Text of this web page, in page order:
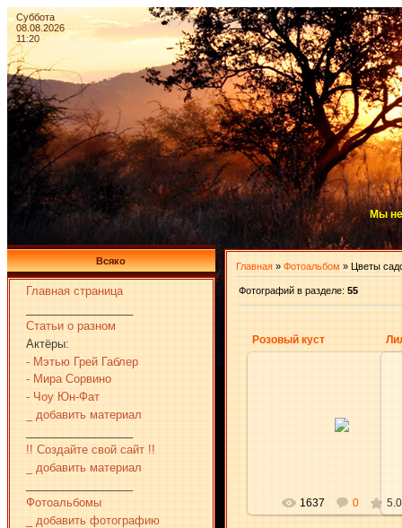
Суббота
08.08.2026
11:20
Мы не
Всяко
Главная страница
Статьи о разном
Актёры:
- Мэтью Грей Габлер
- Мира Сорвино
- Чоу Юн-Фат
_ добавить материал
!! Создайте свой сайт !!
_ добавить материал
Фотоальбомы
_ добавить фотографию
Главная » Фотоальбом » Цветы
Фотографий в разделе: 55
Розовый куст
1637 0 5.0